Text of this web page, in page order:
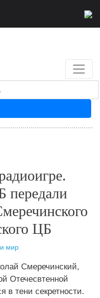
передали
ЦБ
мир
Смеречинский,
Отечесвтенной
в тени секретности.